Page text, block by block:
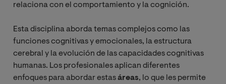
relaciona con el comportamiento y la cognición.
Esta disciplina aborda temas complejos como las
funciones cognitivas y emocionales, la estructura
cerebral y la evolución de las capacidades cognitivas
humanas. Los profesionales aplican diferentes
enfoques para abordar estasáreas, lo que les permite